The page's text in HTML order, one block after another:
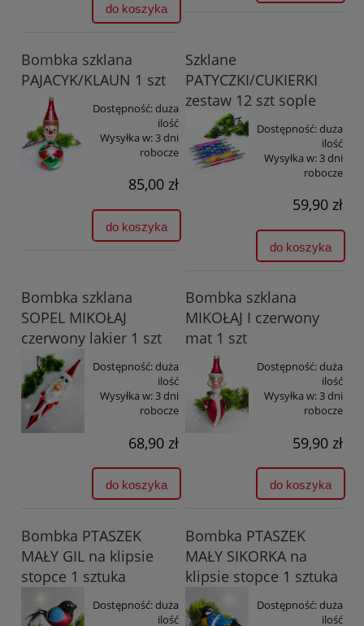
do koszyka
Bombka szklana
PAJACYK/KLAUN 1 szt
Dostępność:duża
ilość
Wysyłka w: 3 dni
robocze
85,00 zł
do koszyka
Szklane
PATYCZKI/CUKIERKI
zestaw 12 szt sople
Dostępność:duża
ilość
Wysyłka w: 3 dni
robocze
59,90 zł
do koszyka
Bombka szklana
SOPEL MIKOŁAJ
czerwony lakier 1 szt
Dostępność:duża
ilość
Wysyłka w:3 dni
robocze
68,90 zł
do koszyka
Bombka szklana
MIKOŁAJ I czerwony
mat 1 szt
Dostępność:duża
ilość
Wysyłka w:3 dni
robocze
59,90 zł
do koszyka
Bombka PTASZEK
MAŁY GIL na klipsie
stopce 1 sztuka
Dostępność:duża
ilość
Bombka PTASZEK
MAŁY SIKORKA na
klipsie stopce 1 sztuka
Dostępność:duża
ilość